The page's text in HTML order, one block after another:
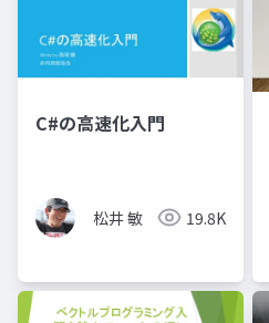
C#の高速化入門
松井 敏 19.8K